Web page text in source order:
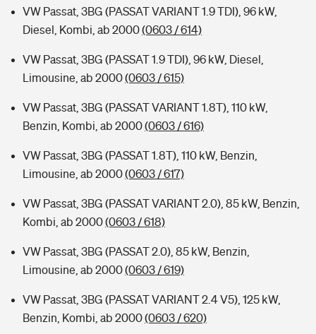
VW Passat, 3BG (PASSAT VARIANT 1.9 TDI), 96 kW,
Diesel, Kombi, ab 2000(0603 / 614)
VW Passat, 3BG (PASSAT 1.9 TDI), 96 kW, Diesel,
Limousine, ab 2000(0603 / 615)
VW Passat, 3BG (PASSAT VARIANT 1.8T), 110 kW,
Benzin, Kombi, ab 2000(0603 / 616)
VW Passat, 3BG (PASSAT 1.8T), 110 kW, Benzin,
Limousine, ab 2000(0603 / 617)
VW Passat, 3BG (PASSAT VARIANT 2.0), 85 kW, Benzin,
Kombi, ab 2000(0603 / 618)
VW Passat, 3BG (PASSAT 2.0), 85 kW, Benzin,
Limousine, ab 2000(0603 / 619)
VW Passat, 3BG (PASSAT VARIANT 2.4 V5), 125 kW,
Benzin, Kombi, ab 2000(0603 / 620)